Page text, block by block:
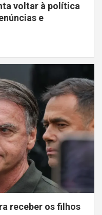
voltar à política
e
receber os filhos